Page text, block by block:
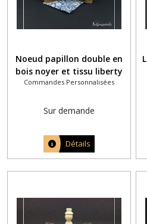
Noeud papillon double en
bois noyer et tissu liberty
anglais June's Meadow bleu
Commandes Personnalisées
Sur demande
Détails